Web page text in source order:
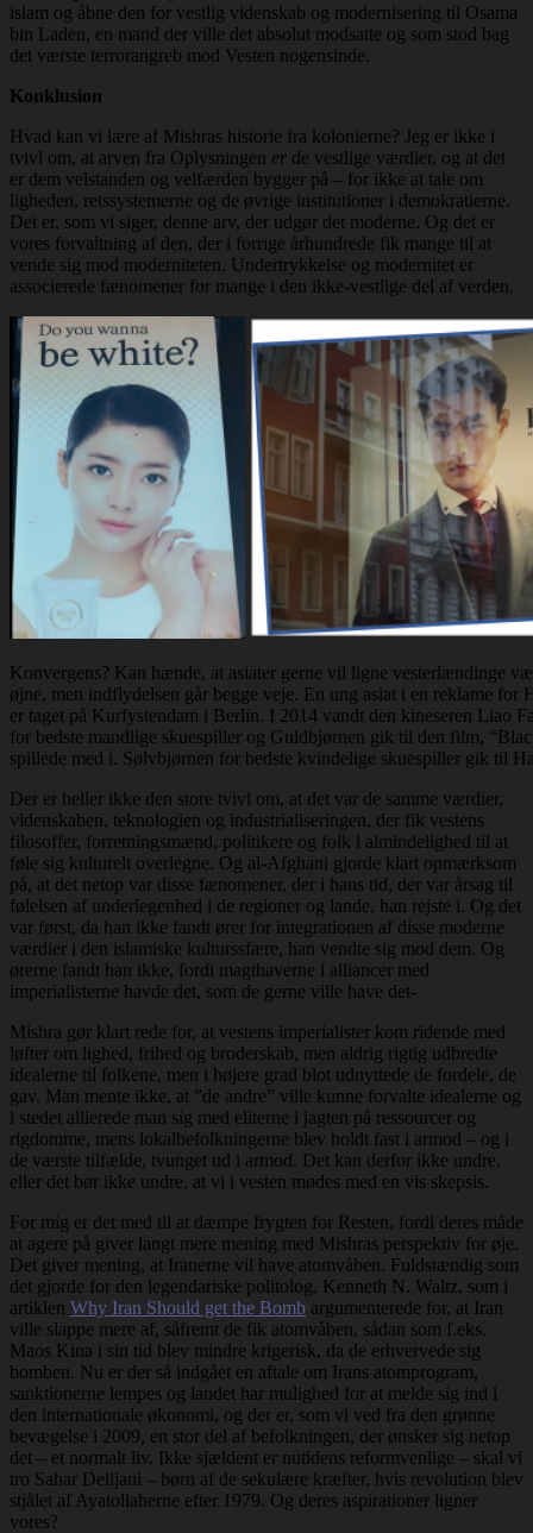
islam og åbne den for vestlig videnskab og modernisering til Osama
bin Laden, en mand der ville det absolut modsatte og som stod bag
det værste terrorangreb mod Vesten nogensinde.
Konklusion
Hvad kan vi lære af Mishras historie fra kolonierne? Jeg er ikke i
tvivl om, at arven fra Oplysningen er de vestlige værdier, og at det
er dem velstanden og velfærden bygger på – for ikke at tale om
ligheden, retssystemerne og de øvrige institutioner i demokratierne.
Det er, som vi siger, denne arv, der udgør det moderne. Og det er
vores forvaltning af den, der i forrige århundrede fik mange til at
vende sig mod moderniteten. Undertrykkelse og modernitet er
associerede fænomener for mange i den ikke-vestlige del af verden.
Konvergens? Kan hænde, at asiater gerne vil ligne vesterlændinge
øjne, men indflydelsen går begge veje. En ung asiat i en reklame for
er taget på Kurfystendam i Berlin. I 2014 vandt den kineseren Liao
for bedste mandlige skuespiller og Guldbjørnen gik til den film,
spillede med i. Sølvbjørnen for bedste kvindelige skuespiller gik til
Der er heller ikke den store tvivl om, at det var de samme værdier,
videnskaben, teknologien og industrialiseringen, der fik vestens
filosoffer, forretningsmænd, politikere og folk i almindelighed til at
føle sig kulturelt overlegne. Og al-Afghani gjorde klart opmærksom
på, at det netop var disse fænomener, der i hans tid, der var årsag til
følelsen af underlegenhed i de regioner og lande, han rejste i. Og det
var først, da han ikke fandt ører for integrationen af disse moderne
værdier i den islamiske kulturssfære, han vendte sig mod dem. Og
ørerne fandt han ikke, fordi magthaverne i alliancer med
imperialisterne havde det, som de gerne ville have det-
Mishra gør klart rede for, at vestens imperialister kom ridende med
løfter om lighed, frihed og broderskab, men aldrig rigtig udbredte
idealerne til folkene, men i højere grad blot udnyttede de fordele, de
gav. Man mente ikke, at ”de andre” ville kunne forvalte idealerne og
i stedet allierede man sig med eliterne i jagten på ressourcer og
rigdomme, mens lokalbefolkningerne blev holdt fast i armod – og i
de værste tilfælde, tvunget ud i armod. Det kan derfor ikke undre,
eller det bør ikke undre, at vi i vesten mødes med en vis skepsis.
For mig er det med til at dæmpe frygten for Resten, fordi deres måde
at agere på giver langt mere mening med Mishras perspektiv for øje.
Det giver mening, at Iranerne vil have atomvåben. Fuldstændig som
det gjorde for den legendariske politolog, Kenneth N. Waltz, som i
artiklen Why Iran Should get the Bomb argumenterede for, at Iran
ville slappe mere af, såfremt de fik atomvåben, sådan som f.eks.
Maos Kina i sin tid blev mindre krigerisk, da de erhvervede sig
bomben. Nu er der så indgået en aftale om Irans atomprogram,
sanktionerne lempes og landet har mulighed for at melde sig ind i
den internationale økonomi, og der er, som vi ved fra den grønne
bevægelse i 2009, en stor del af befolkningen, der ønsker sig netop
det – et normalt liv. Ikke sjældent er nutidens reformvenlige – skal vi
tro Sahar Delijani – børn af de sekulære kræfter, hvis revolution blev
stjålet af Ayatollaherne efter 1979. Og deres aspirationer ligner
vores?